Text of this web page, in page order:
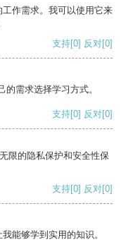
作需求。我可以使用它来
支持[0] 反对[0]
需求选择学习方式。
支持[0] 反对[0]
限的隐私保护和安全性保
支持[0] 反对[0]
能够学到实用的知识。